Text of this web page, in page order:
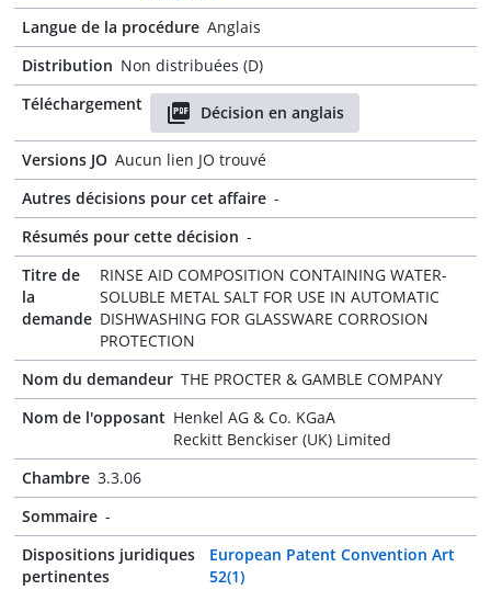
Langue de la procédure Anglais
Distribution Non distribuées (D)
Téléchargement
Décision en anglais
Versions JO Aucun lien JO trouvé
Autres décisions pour cet affaire -
Résumés pour cette décision -
Titre de
la
demande
RINSE AID COMPOSITION CONTAINING WATER-
SOLUBLE METAL SALT FOR USE IN AUTOMATIC
DISHWASHING FOR GLASSWARE CORROSION
PROTECTION
Nom du demandeur THE PROCTER & GAMBLE COMPANY
Nom de l'opposant Henkel AG & Co. KGaA
Reckitt Benckiser (UK) Limited
Chambre 3.3.06
Sommaire -
Dispositions juridiques
pertinentes
European Patent Convention Art
52(1)